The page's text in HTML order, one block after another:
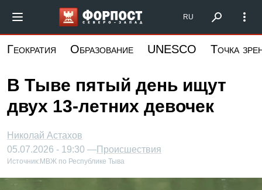
основному
Форпост Северо-Запад
RU
Геократия Образование UNESCO Точка
В Тыве пятый день ищут
двух 13-летних девочек
Николай Астахов
05.07.2026 - 19:30 —Происшествия
Источник: МВЖ по Республике Тыва